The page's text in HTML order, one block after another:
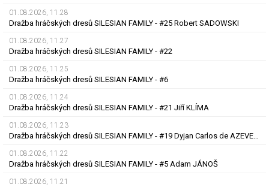
01.08.2026, 11.28
Dražba hráčských dresů SILESIAN FAMILY - #25 Robert SADOWSKI
01.08.2026, 11.27
Dražba hráčských dresů SILESIAN FAMILY - #22
01.08.2026, 11.25
Dražba hráčských dresů SILESIAN FAMILY - #6
01.08.2026, 11.24
Dražba hráčských dresů SILESIAN FAMILY - #21 Jiří KLÍMA
01.08.2026, 11.23
Dražba hráčských dresů SILESIAN FAMILY - #19 Dyjan Carlos de AZEVEDO
01.08.2026, 11.22
Dražba hráčských dresů SILESIAN FAMILY - #5 Adam JÁNOŠ
01.08.2026, 11.21